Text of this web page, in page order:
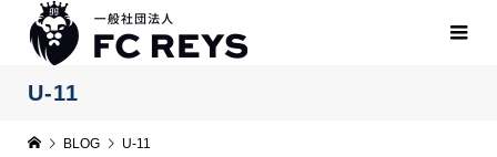
U-11
BLOG U-11